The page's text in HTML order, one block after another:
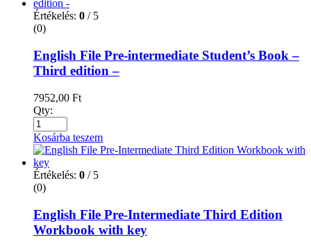
Értékelés: 0 / 5
(0)
English File Pre-intermediate Student’s Book –
Third edition –
7952,00 Ft
Qty:
Kosárba teszem
Értékelés: 0 / 5
(0)
English File Pre-Intermediate Third Edition
Workbook with key